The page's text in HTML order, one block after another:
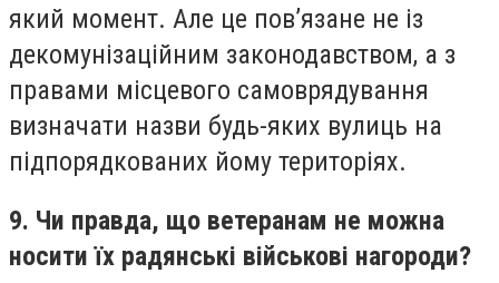
який момент. Але це пов’язане не із
декомунізаційним законодавством, а з
правами місцевого самоврядування
визначати назви будь-яких вулиць на
підпорядкованих йому територіях.
9. Чи правда, що ветеранам не можна
носити їх радянські військові нагороди?